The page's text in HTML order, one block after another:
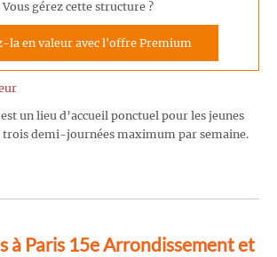
Vous gérez cette structure ?
la en valeur avec l'offre Premium
un lieu d’accueil ponctuel pour les jeunes
trois demi-journées maximum par semaine.
à Paris 15e Arrondissement et